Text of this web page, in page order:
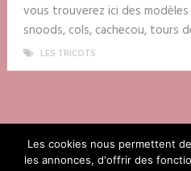
vous trouverez ici des
snoods, cols, cachecou, tours
LES TRICOTS
Les cookies nous permettent
les annonces, d'offrir des